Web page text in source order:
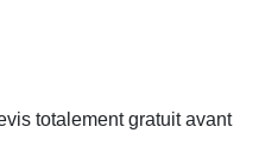
totalement gratuit avant